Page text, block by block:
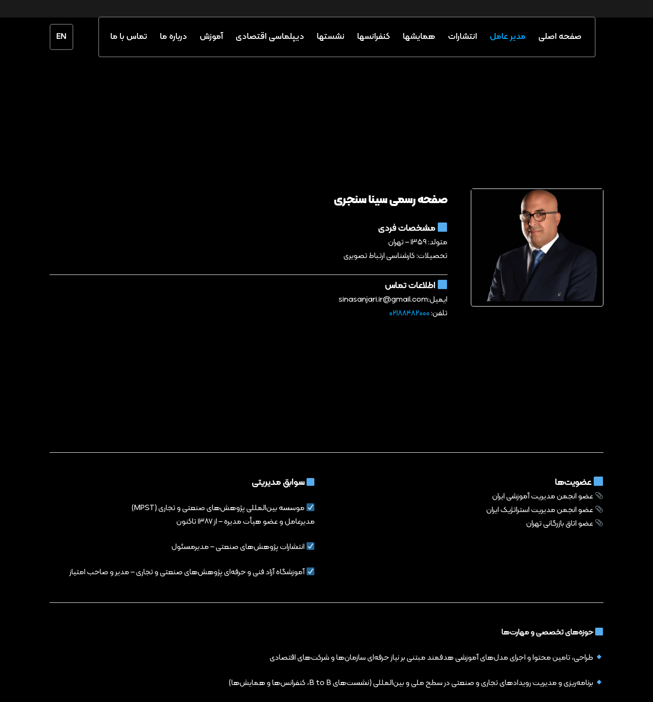
صفحه اصلی مدیر عامل انتشارات همایشها کنفرانسها نشستها دیپلماسی اقتصادی آموزش درباره ما تماس با ما EN
صفحه رسمی سینا سنجری
مشخصات فردی
متولد: ۱۳۵۹ – تهران
تحصیلات: کارشناسی ارتباط تصویری
اطلاعات تماس
ایمیل:sinasanjari.ir@gmail.com
تلفن:02188482000
عضویت‌ها
عضو انجمن مدیریت آموزشی ایران
عضو انجمن مدیریت استراتژیک ایران
عضو اتاق بازرگانی تهران
سوابق مدیریتی
موسسه بین‌المللی پژوهش‌های صنعتی و تجاری (MPST)
مدیرعامل و عضو هیأت مدیره – از ۱۳۸۷ تاکنون
انتشارات پژوهش‌های صنعتی – مدیرمسئول
آموزشگاه آزاد فنی و حرفه‌ای پژوهش‌های صنعتی و تجاری – مدیر و صاحب امتیاز
حوزه‌های تخصصی و مهارت‌ها
طراحی، تامین محتوا و اجرای مدل‌های آموزشی هدفمند مبتنی بر نیاز حرفه‌ای سازمان‌ها و شرکت‌های اقتصادی
برنامه‌ریزی و مدیریت رویدادهای تجاری و صنعتی در سطح ملی و بین‌المللی (نشست‌های B to B، کنفرانس‌ها و همایش‌ها)